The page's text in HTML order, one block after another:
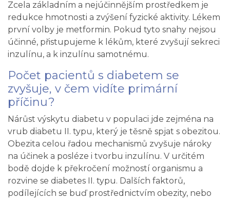
Zcela základním a nejúčinnějším prostředkem je
redukce hmotnosti a zvýšení fyzické aktivity. Lékem
první volby je metformin. Pokud tyto snahy nejsou
účinné, přistupujeme k lékům, které zvyšují sekreci
inzulínu, a k inzulínu samotnému.
Počet pacientů s diabetem se
zvyšuje, v čem vidíte primární
příčinu?
Nárůst výskytu diabetu v populaci jde zejména na
vrub diabetu II. typu, který je těsně spjat s obezitou.
Obezita celou řadou mechanismů zvyšuje nároky
na účinek a posléze i tvorbu inzulínu. V určitém
bodě dojde k překročení možností organismu a
rozvine se diabetes II. typu. Dalších faktorů,
podílejících se buď prostřednictvím obezity, nebo